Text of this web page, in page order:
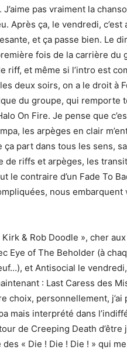
pas vraiment la
Après ça, le vendredi,
et ça passe bien. Le
fois de la carrière du
riff, et même si l’intro est
deux soirs, on a le droit à
du groupe, qui remporte
On Fire. Je pense que
les arpèges en clair
part dans tous les sens,
de riffs et arpèges, les
le contraire d’un Fade To
nous
Kirk & Rob Doodle », cher
Eye of The Beholder (à
et Antisocial le
: Last Caress des
choix, personnellement,
mais interprété dans
de Creeping Death
« Die ! Die ! Die ! » qui